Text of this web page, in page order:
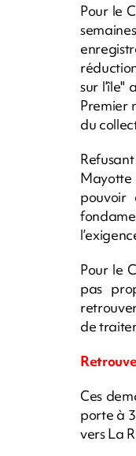
Pour le
sur
Premier
du
Mayotte
pouvoir
Pour le
pas
de
Ces
porte à
vers La